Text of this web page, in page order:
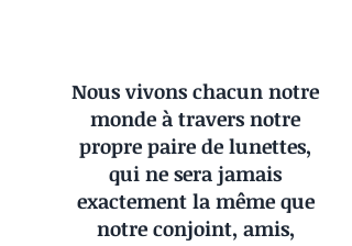
Nous vivons chacun notre
monde à travers notre
propre paire de lunettes,
qui ne sera jamais
exactement la même que
notre conjoint, amis,